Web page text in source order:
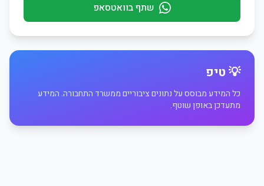
שתף בוואטסאפ
💡 טיפ
כל המידע מבוסס על נתונים ציבוריים ממשרד התחבורה. המידע
מתעדכן באופן שוטף.